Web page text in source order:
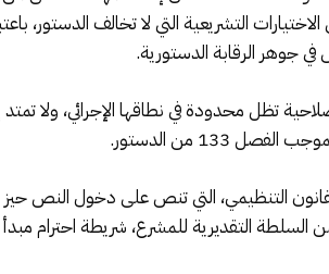
التشريعية التي لا تخالف
جوهر الرقابة الدستورية.
تظل محدودة في نطاقها الإجرائي، ولا
133 من الدستور.
التقديرية للمشرع، شريطة احترام مبدأ